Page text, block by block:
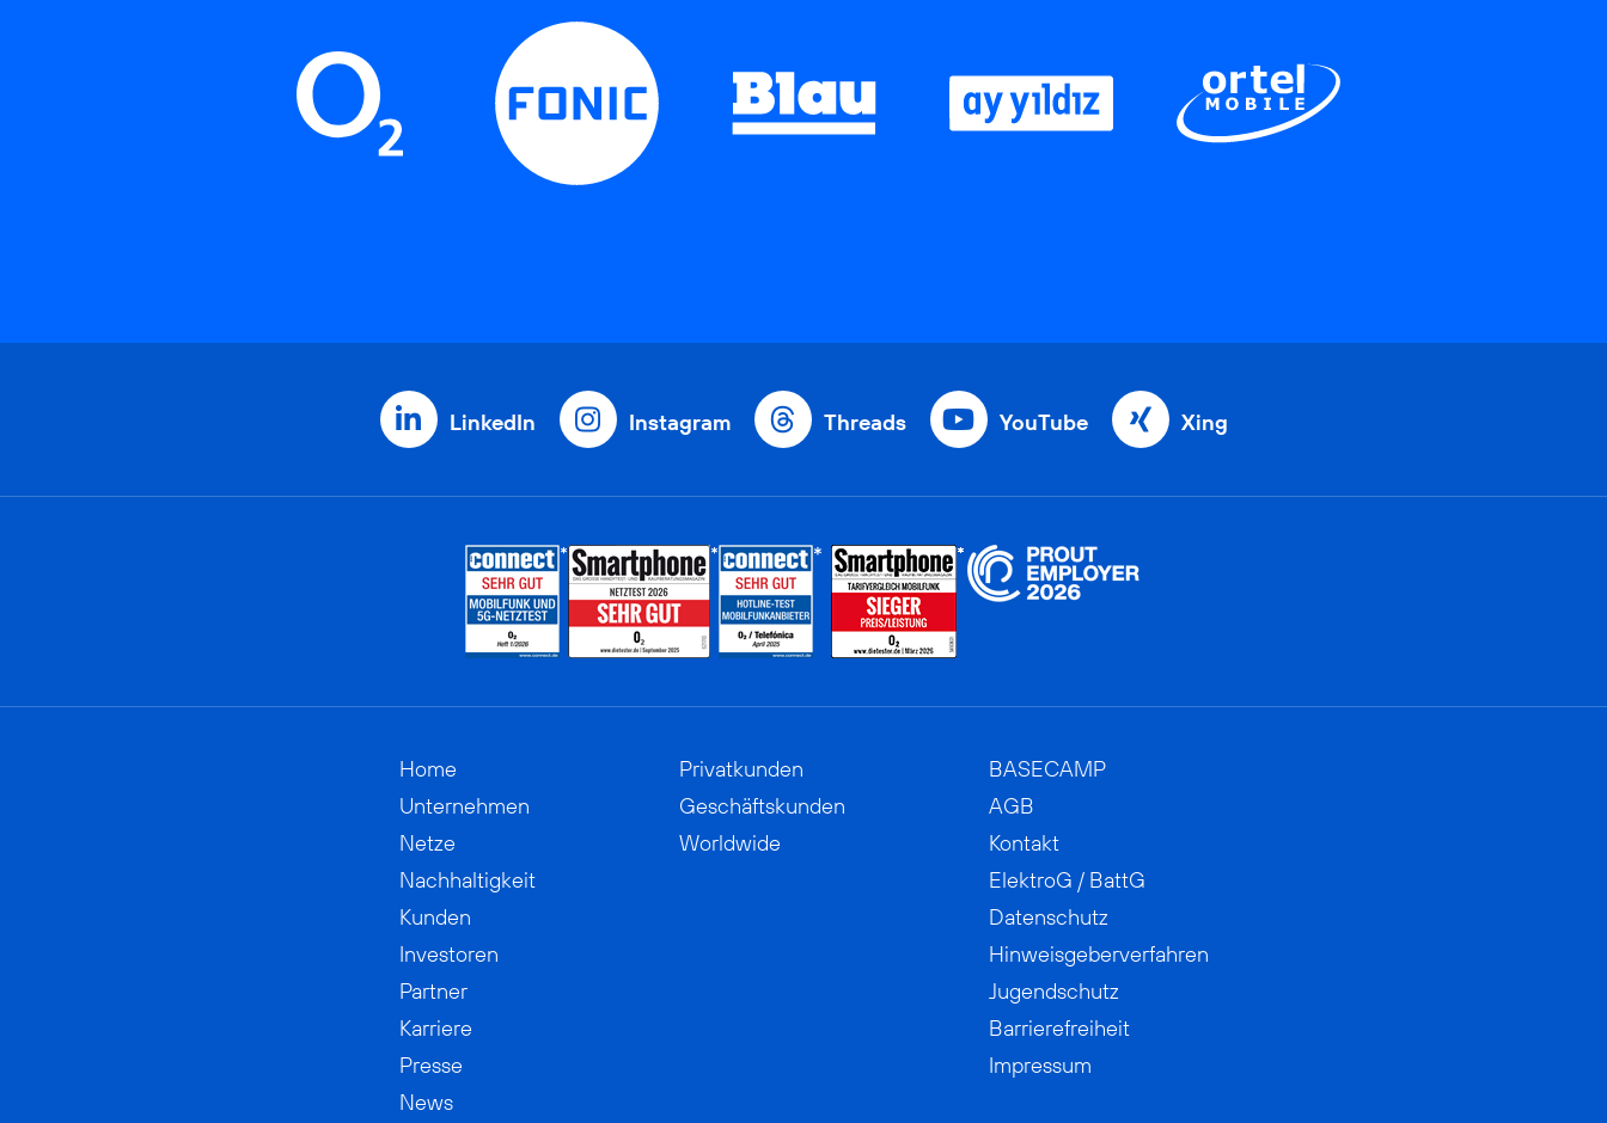
LinkedIn Instagram Threads YouTube Xing
Home
Unternehmen
Netze
Nachhaltigkeit
Kunden
Investoren
Partner
Karriere
Presse
News
Privatkunden
Geschäftskunden
Worldwide
BASECAMP
AGB
Kontakt
ElektroG / BattG
Datenschutz
Hinweisgeberverfahren
Jugendschutz
Barrierefreiheit
Impressum